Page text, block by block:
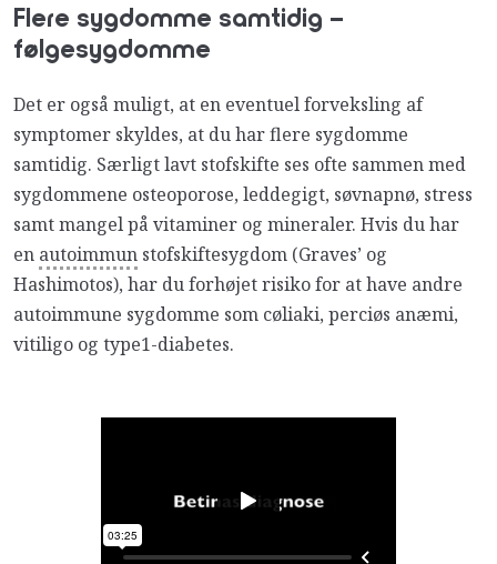
Flere sygdomme samtidig –
følgesygdomme
Det er også muligt, at en eventuel forveksling af
symptomer skyldes, at du har flere sygdomme
samtidig. Særligt lavt stofskifte ses ofte sammen med
sygdommene osteoporose, leddegigt, søvnapnø, stress
samt mangel på vitaminer og mineraler. Hvis du har
en autoimmun stofskiftesygdom (Graves’ og
Hashimotos), har du forhøjet risiko for at have andre
autoimmune sygdomme som cøliaki, perciøs anæmi,
vitiligo og type1-diabetes.